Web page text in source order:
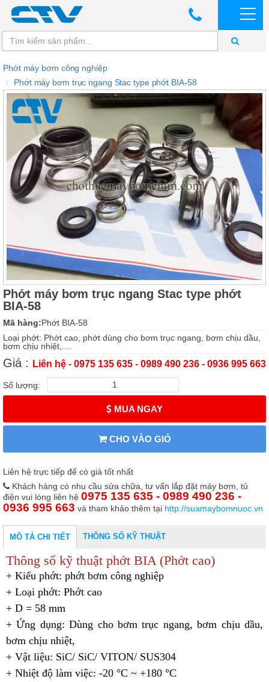
Phớt máy bơm công nghiệp
Phớt máy bơm trục ngang Stac type phớt BIA-58
Phớt máy bơm trục ngang Stac type phớt
BIA-58
Mã hàng:Phớt BIA-58
Loại phớt: Phớt cao, phớt dùng cho bơm trục ngang, bơm chịu dầu,
bơm chịu nhiệt,....
Giá : Liên hệ - 0975 135 635 - 0989 490 236 - 0936 995 663
Số lượng:
MUA NGAY
CHO VÀO GIỎ
Liên hệ trực tiếp để có giá tốt nhất
Khách hàng có nhu cầu sửa chữa, tư vấn lắp đặt máy bơm, tủ
điện vui lòng liên hệ 0975 135 635 - 0989 490 236 -
0936 995 663 và tham khảo thêm tại http://suamaybomnuoc.vn
MÔ TẢ CHI TIẾT THÔNG SỐ KỸ THUẬT
Thông số kỹ thuật phớt BIA (Phớt cao)
+ Kiểu phớt: phớt bơm công nghiệp
+ Loại phớt: Phớt cao
+ D = 58 mm
+ Ứng dụng: Dùng cho bơm trục ngang, bơm chịu dầu,
bơm chịu nhiệt,
+ Vật liệu: SiC/ SiC/ VITON/ SUS304
+ Nhiệt độ làm việc: -20 °C ~ +180 °C